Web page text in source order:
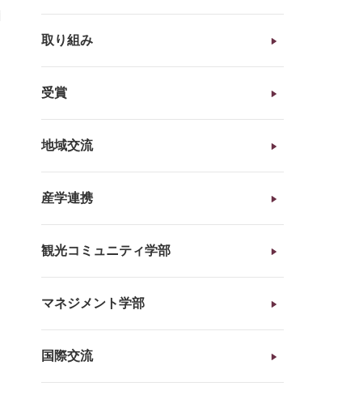
取り組み
受賞
地域交流
産学連携
観光コミュニティ学部
マネジメント学部
国際交流